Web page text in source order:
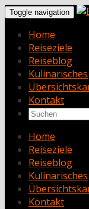
Toggle navigation
Home
Reiseziele
Reiseblog
Kulinarisches
Kontakt
Home
Reiseziele
Reiseblog
Kulinarisches
Kontakt